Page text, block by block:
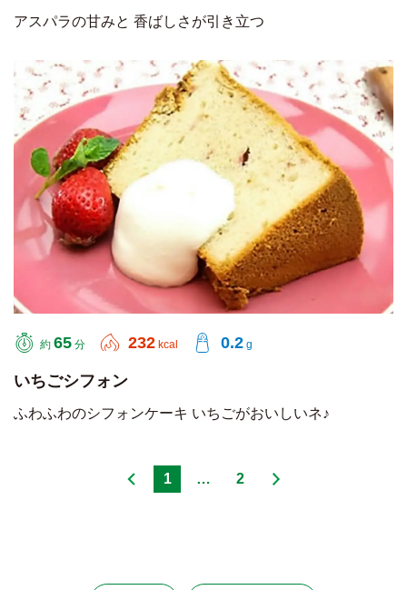
アスパラの甘みと 香ばしさが引き立つ
約 65 分 232 kcal 0.2 g
いちごシフォン
ふわふわのシフォンケーキ いちごがおいしいネ♪
1 … 2